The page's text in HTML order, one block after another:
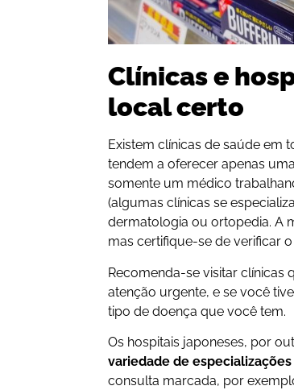
Clínicas e
local certo
Existem clínicas de saúde em
tendem a oferecer apenas
somente um médico
(algumas clínicas se
dermatologia ou ortopedia. A
mas certifique-se de verificar
Recomenda-se visitar clínicas
atenção urgente, e se você
tipo de doença que você tem.
Os hospitais japoneses, por
variedade de especializações
consulta marcada, por